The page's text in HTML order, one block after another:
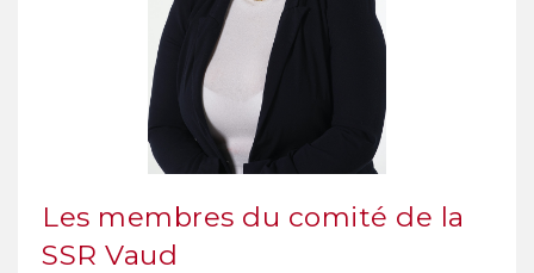
Les membres du comité de la
SSR Vaud